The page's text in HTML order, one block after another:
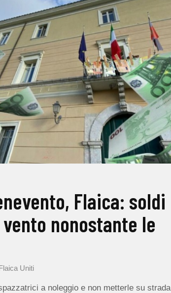
TG CUB
INTERNAZIONALE
RASSEGNA STAMPA
Flaica: soldi
nonostante le
Uniti
a noleggio e non metterle su strada